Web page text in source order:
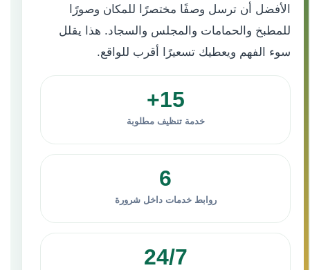
الأفضل أن ترسل وصفًا مختصرًا للمكان وصورًا
للمطبخ والحمامات والمجلس والسجاد. هذا يقلل
سوء الفهم ويعطيك تسعيرًا أقرب للواقع.
15+
خدمة تنظيف مطلوبة
6
روابط خدمات داخل شرورة
24/7